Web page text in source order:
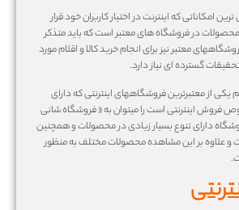
امکاناتی که اینترنت در اختیار کاربران خود قرار
در فروشگاه های معتبر است که باید متذکر
معتبر نیز برای انجام خرید کالا و اقلام مورد
گسترده ای نیاز دارد.
از معتبرترین فروشگاههای اینترنتی که دارای
اینترنتی است را میتوان به « فروشگاه شانی
فروشگاه دارای تنوع بسیار زیادی در محصولات و همچنین
و علاوه بر این مشاهده محصولات مختلف به منظور